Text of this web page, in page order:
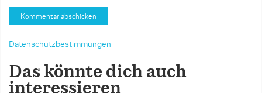
Datenschutzbestimmungen
Das könnte dich auch
interessieren